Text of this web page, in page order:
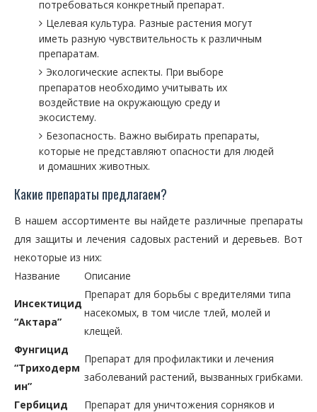
потребоваться конкретный препарат.
Целевая культура. Разные растения могут
иметь разную чувствительность к различным
препаратам.
Экологические аспекты. При выборе
препаратов необходимо учитывать их
воздействие на окружающую среду и
экосистему.
Безопасность. Важно выбирать препараты,
которые не представляют опасности для людей
и домашних животных.
Какие препараты предлагаем?
В нашем ассортименте вы найдете различные препараты
для защиты и лечения садовых растений и деревьев. Вот
некоторые из них:
Название
Описание
Инсектицид
“Актара”
Препарат для борьбы с вредителями типа
насекомых, в том числе тлей, молей и
клещей.
Фунгицид
“Триходерм
ин”
Препарат для профилактики и лечения
заболеваний растений, вызванных грибками.
Гербицид
Препарат для уничтожения сорняков и